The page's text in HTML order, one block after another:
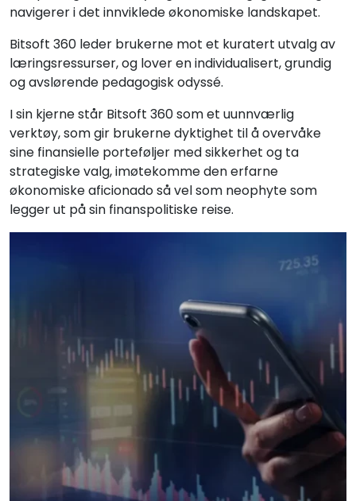
navigerer i det innviklede økonomiske landskapet.
Bitsoft 360 leder brukerne mot et kuratert utvalg av
læringsressurser, og lover en individualisert, grundig
og avslørende pedagogisk odyssé.
I sin kjerne står Bitsoft 360 som et uunnværlig
verktøy, som gir brukerne dyktighet til å overvåke
sine finansielle porteføljer med sikkerhet og ta
strategiske valg, imøtekomme den erfarne
økonomiske aficionado så vel som neophyte som
legger ut på sin finanspolitiske reise.